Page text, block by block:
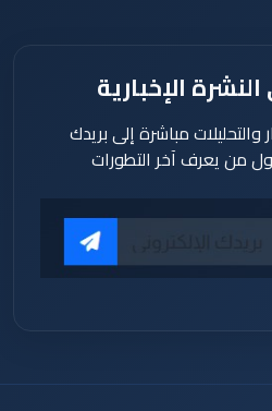
الإخبارية
مباشرة إلى بريدك
من يعرف آخر التطورات